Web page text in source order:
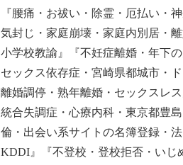
『腰痛・お祓い・除霊・厄払い・
気封じ・家庭崩壊・家庭内別居・
小学校教諭』『不妊症離婚・年下
セックス依存症・宮崎県都城市・
離婚調停・熟年離婚・セックスレ
統合失調症・心療内科・東京都豊
倫・出会い系サイトの名簿登録・
KDDI』『不登校・登校拒否・いじ